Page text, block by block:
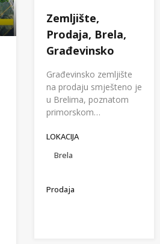
Zemljište,
Prodaja, Brela,
Građevinsko
Građevinsko zemljište
na prodaju smješteno je
u Brelima, poznatom
primorskom…
LOKACIJA
Brela
Prodaja